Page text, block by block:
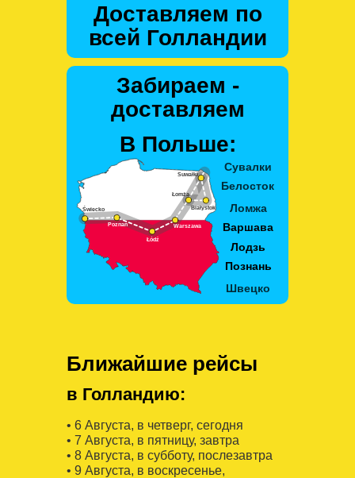
Доставляем по
всей Голландии
Забираем -
доставляем
В Польше:
Ближайшие рейсы
в Голландию:
• 6 Августa, в четверг, сегодня
• 7 Августa, в пятницу, завтра
• 8 Августa, в субботу, послезавтра
• 9 Августa, в воскресенье,